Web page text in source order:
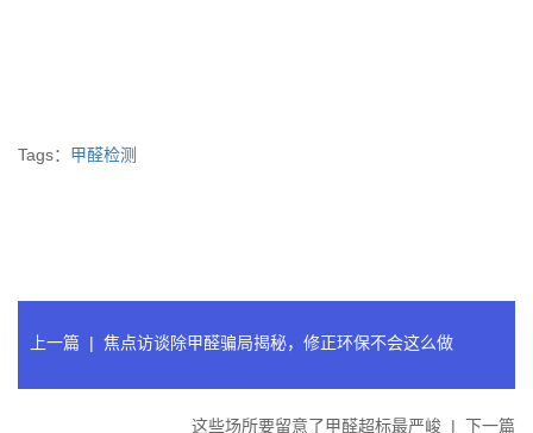
Tags： 甲醛检测
上一篇 | 焦点访谈除甲醛骗局揭秘，修正环保不会这么做
这些场所要留意了甲醛超标最严峻 | 下一篇